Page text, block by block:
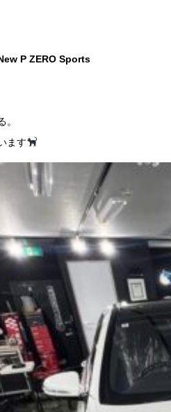
P ZERO Sports
。
ます